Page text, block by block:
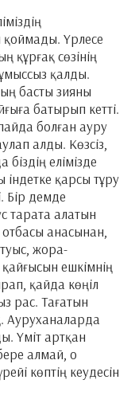
қоймады. Үрлесе
құрғақ сөзінің
қалды.
басты зияны
батырып кетті.
болған ауру
алды. Көзсіз,
елімізде
індетке қарсы тұру
Бір демде
тарата алатын
анасынан,
туыс, жора-
ешкімнің
қайда көңіл
рас. Тағатын
Ауруханаларда
Үміт артқан
алмай, о
көптің кеудесін